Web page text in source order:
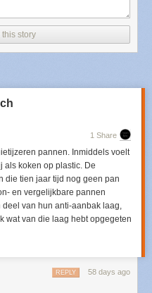
story
1 Share
pannen. Inmiddels voelt
als koken op plastic. De
die tien jaar tijd nog geen pan
en vergelijkbare pannen
van hun anti-aanbak laag,
wat van die laag hebt opgegeten
58 days ago
REPLY